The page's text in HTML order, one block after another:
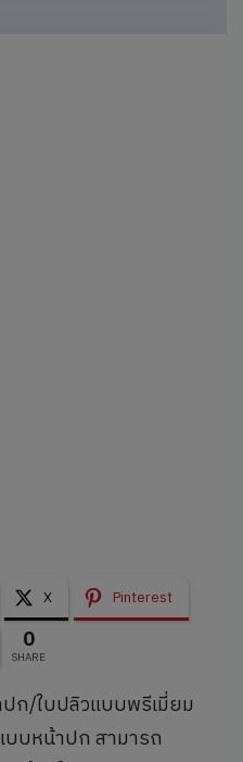
X
Pinterest
0
SHARE
ก/ใบปลิวแบบพรีเมี่ยม
บบหน้าปก สามารถ